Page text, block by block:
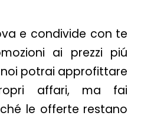
e condivide con te
ai prezzi piú
noi potrai approfittare
affari, ma fai
le offerte restano